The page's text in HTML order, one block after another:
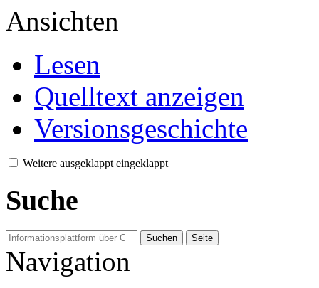
Ansichten
Lesen
Quelltext anzeigen
Versionsgeschichte
Weitere ausgeklappt eingeklappt
Suche
Navigation